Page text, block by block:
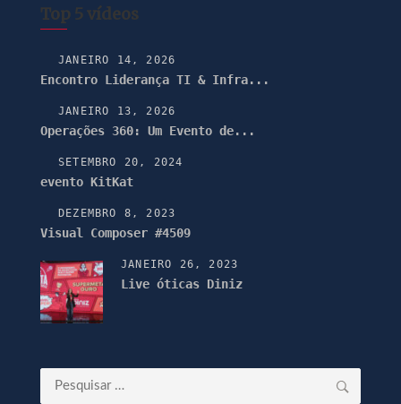
Top 5 vídeos
JANEIRO 14, 2026
Encontro Liderança TI & Infra...
JANEIRO 13, 2026
Operações 360: Um Evento de...
SETEMBRO 20, 2024
evento KitKat
DEZEMBRO 8, 2023
Visual Composer #4509
JANEIRO 26, 2023
Live óticas Diniz
Pesquisar
por: